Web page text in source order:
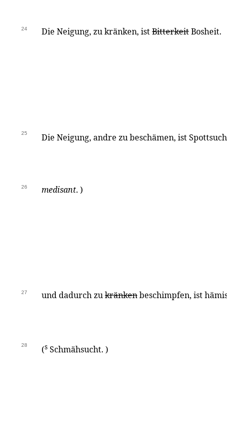
24 Die Neigung, zu kränken, istBitterkeitBosheit.
25 Die Neigung, andre zu beschämen, ist
26 medisant. )
27 und dadurch zukränkenbeschimpfen, ist
28 (s Schmähsucht. )